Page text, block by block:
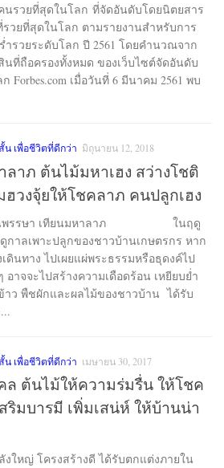
นรวยที่สุดในโลก ที่จัดอันดับโดยนิตยสาร
วยที่สุดในโลก ตามรายงานสำหรับการ
ำรวยระดับโลก ปี 2561 โดยคำนวณจาก
นที่ถือครองทั้งหมด ของเว็บไซต์จัดอันดับ
Forbes.com เมื่อวันที่ 6 มีนาคม 2561 พบ
น เพื่อชีวิตที่ดีกว่า มิถุนายน 12, 2018
ลาภ ต้นไม้มหาเฮง สว่างโชติ
ฮวงจุ้ยให้โชคลาภ คนปลูกเฮง
ยนพรรษา เทียนมหาลาภ ในฤดู
กาลเพาะปลูกของชาวบ้านเกษตรกร หาก
ดินทาง ไปเผยแผ่พระธรรมหรือธุดงค์ไป
อาจจะไปสร้างความเดือดร้อน เหยียบย่ำ
ว พืชผักและผลไม้ของชาวบ้าน ได้รับ
น เพื่อชีวิตที่ดีกว่า เมษายน 30, 2017
ล ต้นไม้ให้ความร่มรื่น ให้โชค
ริมบารมี เพิ่มเสน่ห์ ให้บ้านน่า
งใหญ่ โครงสร้างดี ได้รับตกแต่งภายใน